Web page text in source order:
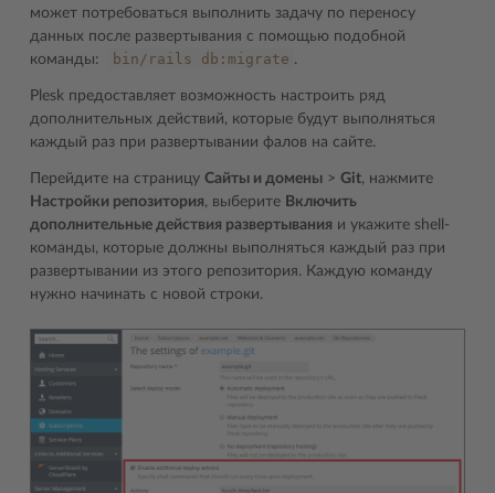
может потребоваться выполнить задачу по переносу
данных после развертывания с помощью подобной
команды:
bin/rails db:migrate .
Plesk предоставляет возможность настроить ряд
дополнительных действий, которые будут выполняться
каждый раз при развертывании фалов на сайте.
Перейдите на страницу Сайты и домены > Git, нажмите
Настройки репозитория, выберите Включить
дополнительные действия развертывания и укажите shell-
команды, которые должны выполняться каждый раз при
развертывании из этого репозитория. Каждую команду
нужно начинать с новой строки.